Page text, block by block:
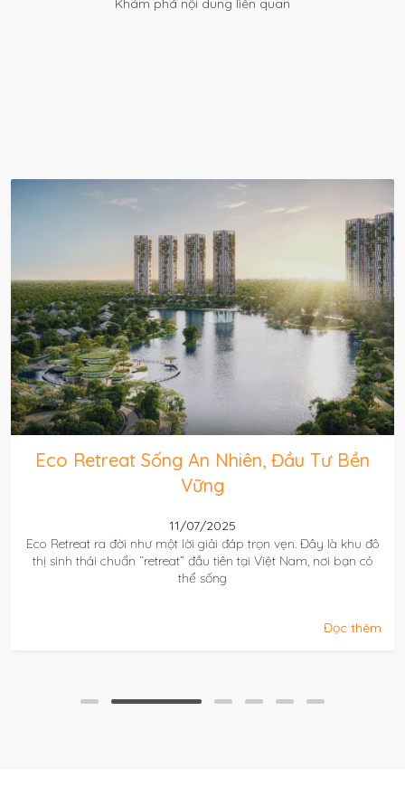
Khám phá nội dung liên quan
Eco Retreat Sống An Nhiên, Đầu Tư Bền
Vững
11/07/2025
Eco Retreat ra đời như một lời giải đáp trọn vẹn. Đây là khu đô
thị sinh thái chuẩn “retreat” đầu tiên tại Việt Nam, nơi bạn có
thể sống
Đọc thêm